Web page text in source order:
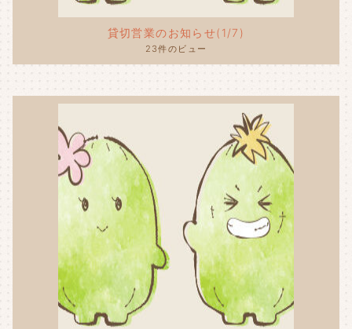
貸切営業のお知らせ(1/7)
23件のビュー